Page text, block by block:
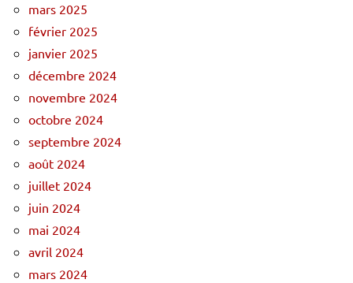
mars 2025
février 2025
janvier 2025
décembre 2024
novembre 2024
octobre 2024
septembre 2024
août 2024
juillet 2024
juin 2024
mai 2024
avril 2024
mars 2024